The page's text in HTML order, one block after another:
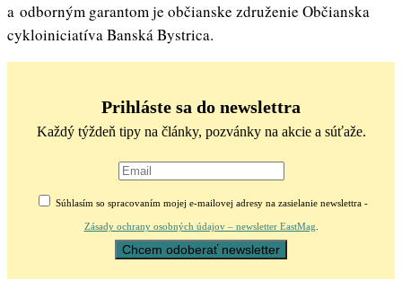
a odborným garantom je občianske združenie Občianska
cykloiniciatíva Banská Bystrica.
Prihláste sa do newslettra
Každý týždeň tipy na články, pozvánky na akcie a súťaže.
Súhlasím so spracovaním mojej e-mailovej adresy na zasielanie newslettra -
Zásady ochrany osobných údajov – newsletter EastMag